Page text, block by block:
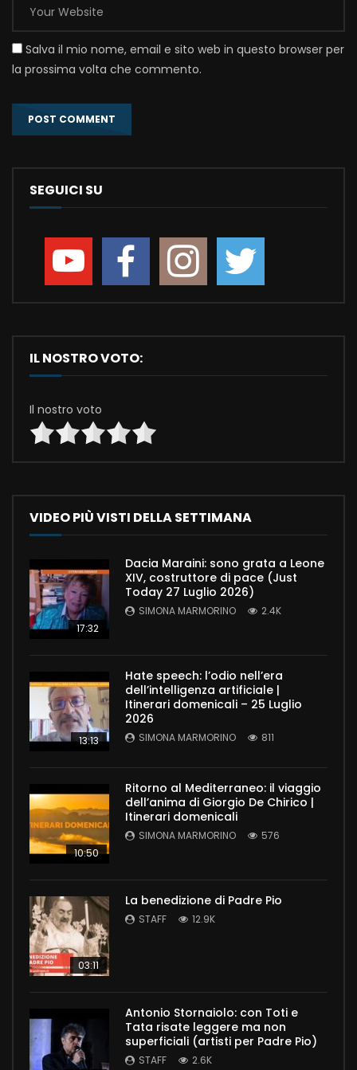
Salva il mio nome, email e sito web in questo browser per
la prossima volta che commento.
SEGUICI SU
IL NOSTRO VOTO:
Il nostro voto
VIDEO PIÙ VISTI DELLA SETTIMANA
17:32
Dacia Maraini: sono grata a Leone
XIV, costruttore di pace (Just
Today 27 Luglio 2026)
SIMONA MARMORINO 2.4K
13:13
Hate speech: l’odio nell’era
dell’intelligenza artificiale |
Itinerari domenicali – 25 Luglio
2026
SIMONA MARMORINO 811
10:50
Ritorno al Mediterraneo: il viaggio
dell’anima di Giorgio De Chirico |
Itinerari domenicali
SIMONA MARMORINO 576
03:11
La benedizione di Padre Pio
STAFF 12.9K
Antonio Stornaiolo: con Toti e
Tata risate leggere ma non
superficiali (artisti per Padre Pio)
STAFF 2.6K